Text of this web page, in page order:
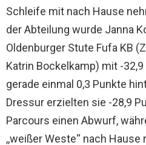
Schleife mit nach Hause
der Abteilung wurde Janna
Oldenburger Stute Fufa KB
Katrin Bockelkamp) mit -
gerade einmal 0,3 Punkte
Dressur erzielten sie -28,9
Parcours einen Abwurf,
,,weißer Weste“ nach